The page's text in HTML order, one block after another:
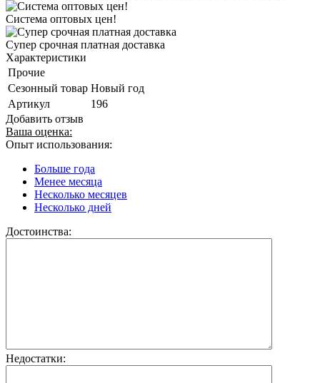
Система оптовых цен!
Супер срочная платная доставка
Характеристики
Прочие
Сезонный товар Новый год
Артикул
196
Добавить отзыв
Ваша оценка:
Опыт использования:
Больше года
Менее месяца
Несколько месяцев
Несколько дней
Достоинства:
Недостатки: